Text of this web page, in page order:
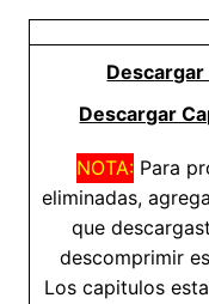
Descargar
Descargar
NOTA: Para
eliminadas,
que
descomprimir
Los capitulos